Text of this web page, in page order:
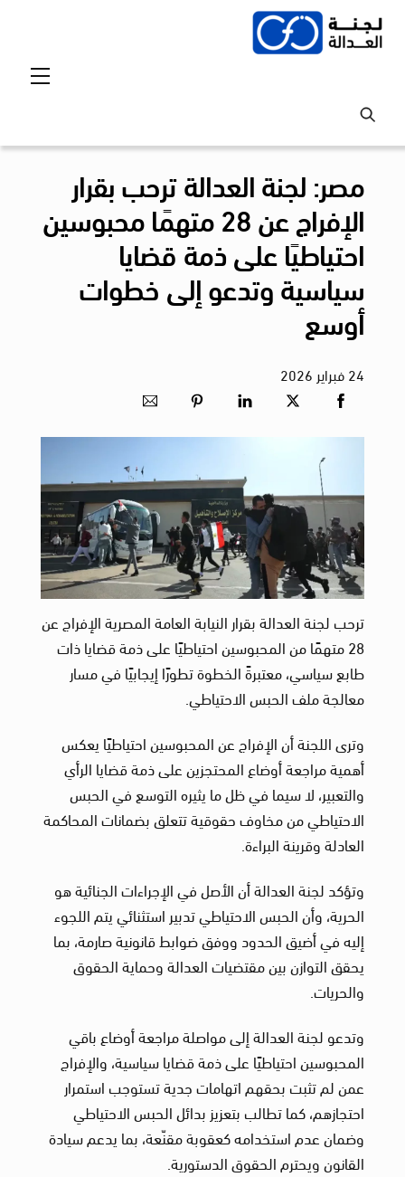
Skip
مصر: لجنة العدالة ترحب بقرار
الإفراج عن 28 متهمًا محبوسين
احتياطيًا على ذمة قضايا
سياسية وتدعو إلى خطوات
أوسع
24فبراير 2026
ترحب لجنة العدالة بقرار النيابة العامة المصرية الإفراج عن
28 متهمًا من المحبوسين احتياطيًا على ذمة قضايا ذات
طابع سياسي، معتبرةً الخطوة تطورًا إيجابيًا في مسار
معالجة ملف الحبس الاحتياطي.
وترى اللجنة أن الإفراج عن المحبوسين احتياطيًا يعكس
أهمية مراجعة أوضاع المحتجزين على ذمة قضايا الرأي
والتعبير، لا سيما في ظل ما يثيره التوسع في الحبس
الاحتياطي من مخاوف حقوقية تتعلق بضمانات المحاكمة
العادلة وقرينة البراءة.
وتؤكد لجنة العدالة أن الأصل في الإجراءات الجنائية هو
الحرية، وأن الحبس الاحتياطي تدبير استثنائي يتم اللجوء
إليه في أضيق الحدود ووفق ضوابط قانونية صارمة، بما
يحقق التوازن بين مقتضيات العدالة وحماية الحقوق
والحريات.
وتدعو لجنة العدالة إلى مواصلة مراجعة أوضاع باقي
المحبوسين احتياطيًا على ذمة قضايا سياسية، والإفراج
عمن لم تثبت بحقهم اتهامات جدية تستوجب استمرار
احتجازهم، كما تطالب بتعزيز بدائل الحبس الاحتياطي
وضمان عدم استخدامه كعقوبة مقنّعة، بما يدعم سيادة
القانون ويحترم الحقوق الدستورية.